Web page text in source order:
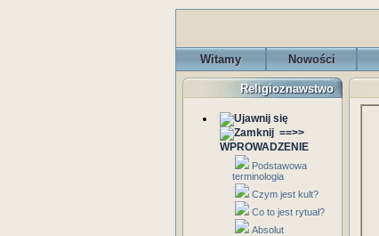
Witamy Nowości
Religioznawstwo
==>>
WPROWADZENIE
Podstawowa
terminologia
Czym jest kult?
Co to jest rytuał?
Absolut